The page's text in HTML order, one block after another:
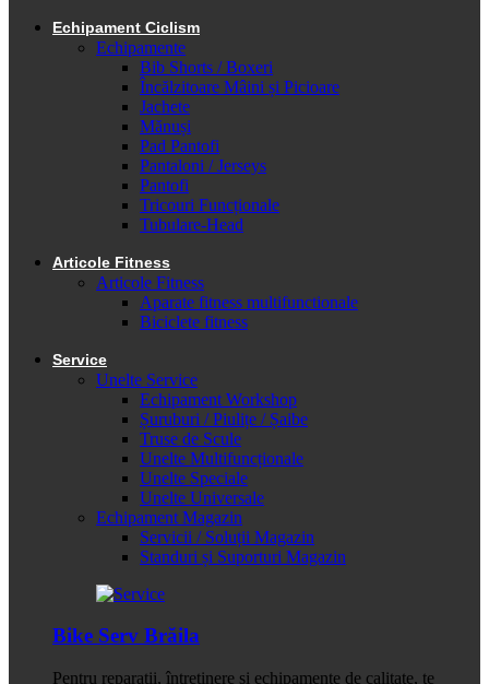
Echipament Ciclism
Echipamente
Bib Shorts / Boxeri
Încălzitoare Mâini și Picioare
Jachete
Mănuși
Pad Pantofi
Pantaloni / Jerseys
Pantofi
Tricouri Funcționale
Tubulare-Head
Articole Fitness
Articole Fitness
Aparate fitness multifunctionale
Biciclete fitness
Service
Unelte Service
Echipament Workshop
Șuruburi / Piulițe / Șaibe
Truse de Scule
Unelte Multifuncționale
Unelte Speciale
Unelte Universale
Echipament Magazin
Servicii / Soluții Magazin
Standuri și Suporturi Magazin
Bike Serv Brăila
Pentru reparații, întreținere și echipamente de calitate, te